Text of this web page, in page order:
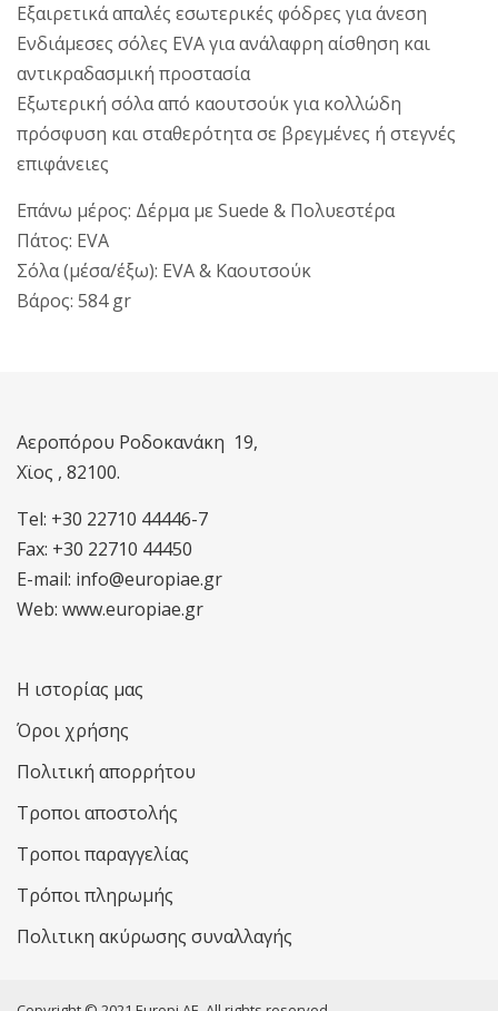
Εξαιρετικά απαλές εσωτερικές φόδρες για άνεση
Ενδιάμεσες σόλες EVAγια ανάλαφρη αίσθηση και
αντικραδασμική προστασία
Εξωτερική σόλα από καουτσούκ για κολλώδη
πρόσφυση και σταθερότητα σε βρεγμένες ή στεγνές
επιφάνειες
Επάνω μέρος: Δέρμα με Suede & Πολυεστέρα
Πάτος: EVA
Σόλα (μέσα/έξω): EVA& Καουτσούκ
Βάρος: 584gr
Αεροπόρου Ροδοκανάκη 19,
Χϊος , 82100.
Tel: +30 22710 44446-7
Fax: +30 22710 44450
E-mail: info@europiae.gr
Web: www.europiae.gr
Η ιστορίας μας
Όροι χρήσης
Πολιτική απορρήτου
Τροποι αποστολής
Τροποι παραγγελίας
Τρόποι πληρωμής
Πολιτικη ακύρωσης συναλλαγής